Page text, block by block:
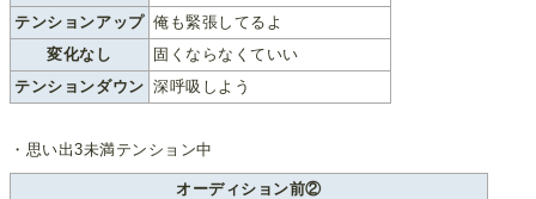
テンションアップ 俺も緊張してるよ
変化なし
固くならなくていい
テンションダウン 深呼吸しよう
・思い出3未満テンション中
オーディション前②